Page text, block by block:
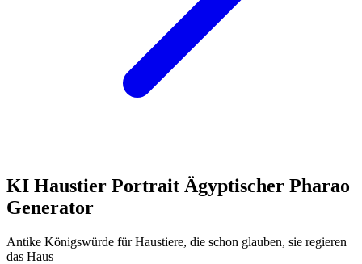
KI Haustier Portrait Ägyptischer Pharao
Generator
Antike Königswürde für Haustiere, die schon glauben, sie regieren
das Haus